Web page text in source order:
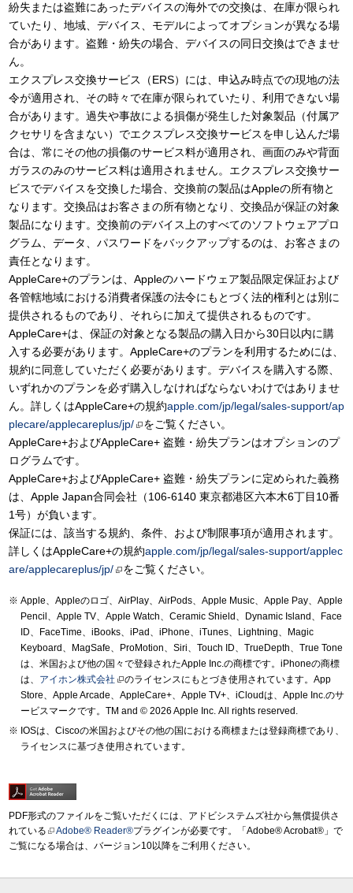
紛失または盗難にあったデバイスの海外での交換は、在庫が限られ
ていたり、地域、デバイス、モデルによってオプションが異なる場
合があります。盗難・紛失の場合、デバイスの同日交換はできませ
ん。
エクスプレス交換サービス（ERS）には、申込み時点での現地の法
令が適用され、その時々で在庫が限られていたり、利用できない場
合があります。過失や事故による損傷が発生した対象製品（付属ア
クセサリを含まない）でエクスプレス交換サービスを申し込んだ場
合は、常にその他の損傷のサービス料が適用され、画面のみや背面
ガラスのみのサービス料は適用されません。エクスプレス交換サー
ビスでデバイスを交換した場合、交換前の製品はAppleの所有物と
なります。交換品はお客さまの所有物となり、交換品が保証の対象
製品になります。交換前のデバイス上のすべてのソフトウェアプロ
グラム、データ、パスワードをバックアップするのは、お客さまの
責任となります。
AppleCare+のプランは、Appleのハードウェア製品限定保証および
各管轄地域における消費者保護の法令にもとづく法的権利とは別に
提供されるものであり、それらに加えて提供されるものです。
AppleCare+は、保証の対象となる製品の購入日から30日以内に購
入する必要があります。AppleCare+のプランを利用するためには、
規約に同意していただく必要があります。デバイスを購入する際、
いずれかのプランを必ず購入しなければならないわけではありませ
ん。詳しくはAppleCare+の規約apple.com/jp/legal/sales-support/ap
plecare/applecareplus/jp/
をご覧ください。
AppleCare+およびAppleCare+ 盗難・紛失プランはオプションのプ
ログラムです。
AppleCare+およびAppleCare+ 盗難・紛失プランに定められた義務
は、Apple Japan合同会社（106-6140 東京都港区六本木6丁目10番
1号）が負います。
保証には、該当する規約、条件、および制限事項が適用されます。
詳しくはAppleCare+の規約apple.com/jp/legal/sales-support/applec
are/applecareplus/jp/
をご覧ください。
Apple、Appleのロゴ、AirPlay、AirPods、Apple Music、Apple Pay、Apple
Pencil、Apple TV、Apple Watch、Ceramic Shield、Dynamic Island、Face
ID、FaceTime、iBooks、iPad、iPhone、iTunes、Lightning、Magic
Keyboard、MagSafe、ProMotion、Siri、Touch ID、TrueDepth、True Tone
は、米国および他の国々で登録されたApple Inc.の商標です。iPhoneの商標
は、 アイホン株式会社
のライセンスにもとづき使用されています。App
Store、Apple Arcade、AppleCare+、Apple TV+、iCloudは、Apple Inc.のサ
ービスマークです。TM and © 2026 Apple Inc. All rights reserved.
IOSは、Ciscoの米国およびその他の国における商標または登録商標であり、
ライセンスに基づき使用されています。
PDF形式のファイルをご覧いただくには、アドビシステムズ社から無償提供さ
れている
Adobe® Reader®プラグインが必要です。「Adobe® Acrobat®」で
ご覧になる場合は、バージョン10以降をご利用ください。